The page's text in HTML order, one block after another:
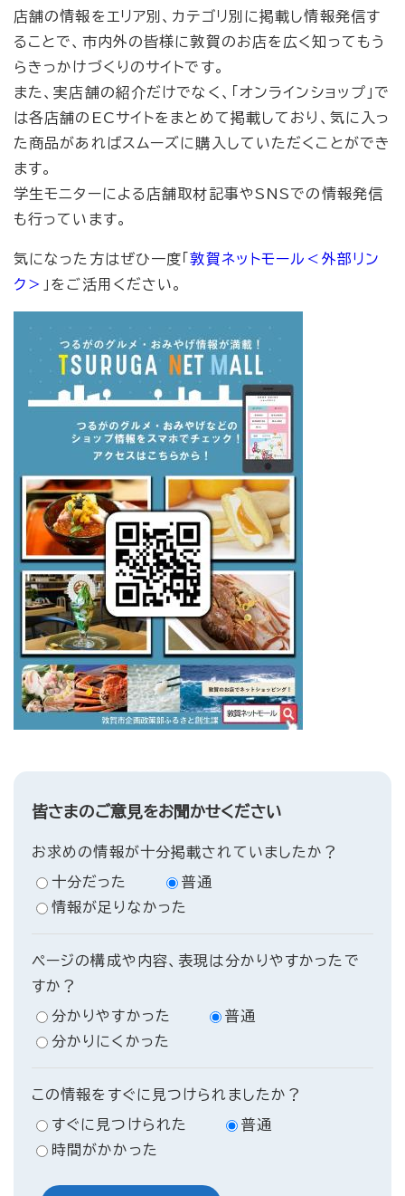
店舗の情報をエリア別、カテゴリ別に掲載し情報発信す
ることで、市内外の皆様に敦賀のお店を広く知ってもう
らきっかけづくりのサイトです。
また、実店舗の紹介だけでなく、「オンラインショップ」で
は各店舗のECサイトをまとめて掲載しており、気に入っ
た商品があればスムーズに購入していただくことができ
ます。
学生モニターによる店舗取材記事やSNSでの情報発信
も行っています。
気になった方はぜひ一度「敦賀ネットモール ＜外部リン
ク＞ 」をご活用ください。
皆さまのご意見をお聞かせください
お求めの情報が十分掲載されていましたか？
十分だった
普通
情報が足りなかった
ページの構成や内容、表現は分かりやすかったで
すか？
分かりやすかった
普通
分かりにくかった
この情報をすぐに見つけられましたか？
すぐに見つけられた
普通
時間がかかった